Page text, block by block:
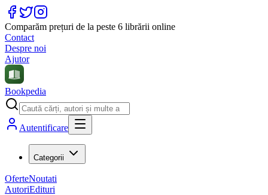
Comparăm prețuri de la peste 6 librării online
Contact
Despre noi
Ajutor
Bookpedia
Autentificare
Categorii
OferteNoutati
AutoriEdituri